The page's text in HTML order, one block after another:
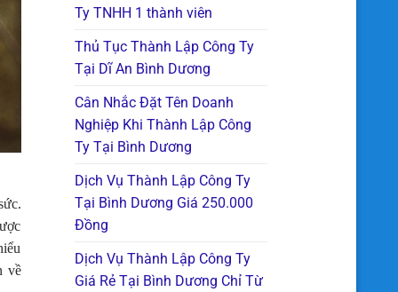
về
Ty TNHH 1 thành viên
Thủ Tục Thành Lập Công Ty
Tại Dĩ An Bình Dương
Cân Nhắc Đặt Tên Doanh
Nghiệp Khi Thành Lập Công
Ty Tại Bình Dương
Dịch Vụ Thành Lập Công Ty
Tại Bình Dương Giá 250.000
Đồng
Dịch Vụ Thành Lập Công Ty
Giá Rẻ Tại Bình Dương Chỉ Từ